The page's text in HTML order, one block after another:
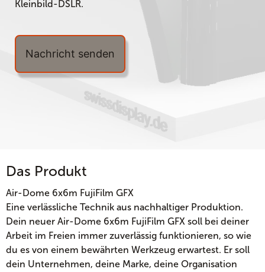
Kleinbild-DSLR.
Nachricht senden
Das Produkt
Air-Dome 6x6m FujiFilm GFX
Eine verlässliche Technik aus nachhaltiger Produktion.
Dein neuer Air-Dome 6x6m FujiFilm GFX soll bei deiner
Arbeit im Freien immer zuverlässig funktionieren, so wie
du es von einem bewährten Werkzeug erwartest. Er soll
dein Unternehmen, deine Marke, deine Organisation